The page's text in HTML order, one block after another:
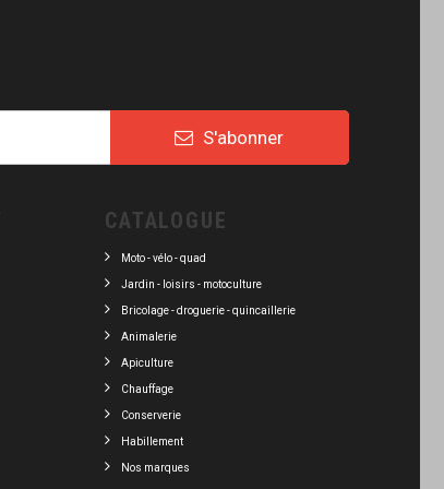
S'abonner
CATALOGUE
Moto - vélo - quad
Jardin - loisirs - motoculture
Bricolage - droguerie - quincaillerie
Animalerie
Apiculture
Chauffage
Conserverie
Habillement
Nos marques